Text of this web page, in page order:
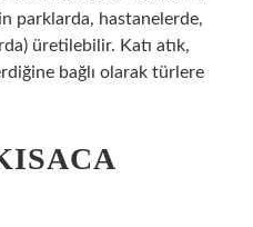
parklarda, hastanelerde,
üretilebilir. Katı atık,
bağlı olarak türlere